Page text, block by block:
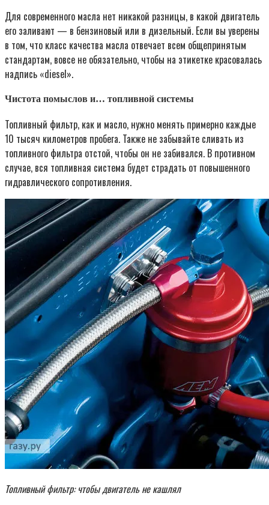
Для современного масла нет никакой разницы, в какой двигатель
его заливают — в бензиновый или в дизельный. Если вы уверены
в том, что класс качества масла отвечает всем общепринятым
стандартам, вовсе не обязательно, чтобы на этикетке красовалась
надпись «diesel».
Чистота помыслов и… топливной системы
Топливный фильтр, как и масло, нужно менять примерно каждые
10 тысяч километров пробега. Также не забывайте сливать из
топливного фильтра отстой, чтобы он не забивался. В противном
случае, вся топливная система будет страдать от повышенного
гидравлического сопротивления.
Топливный фильтр: чтобы двигатель не кашлял